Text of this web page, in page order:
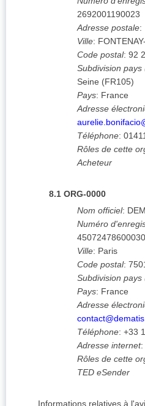
2692001190023
Adresse postale:
Ville:
Code postal: 92
Subdivision pays
Seine (FR105)
Pays: France
Adresse
Téléphone:
Rôles de cette
Acheteur
8.1 ORG-0000
Nom officiel:
Numéro
45072478600030
Ville: Paris
Code postal:
Subdivision pays
Pays: France
Adresse
Téléphone: +33
Adresse internet:
Rôles de cette
TED eSender
Informations relatives à